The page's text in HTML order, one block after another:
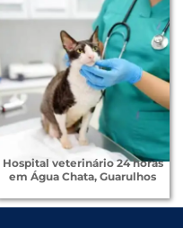
Hospital veterinário 24 horas
em Água Chata, Guarulhos